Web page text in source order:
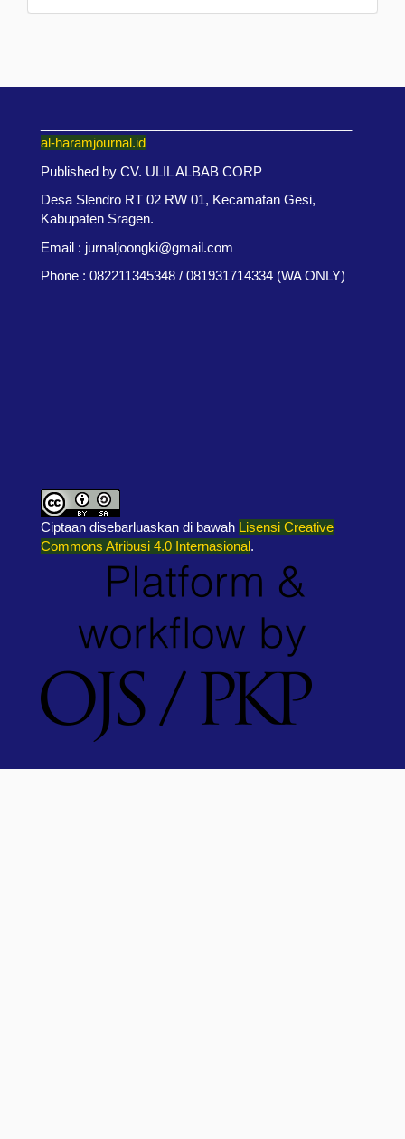
al-haramjournal.id
Published by CV. ULIL ALBAB CORP
Desa Slendro RT 02 RW 01, Kecamatan Gesi,
Kabupaten Sragen.
Email : jurnaljoongki@gmail.com
Phone : 082211345348 / 081931714334 (WA ONLY)
Ciptaan disebarluaskan di bawah Lisensi Creative
Commons Atribusi 4.0 Internasional.